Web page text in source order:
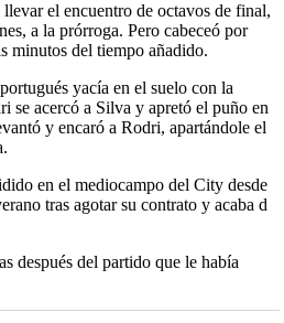
el encuentro de octavos de final,
a la prórroga. Pero cabeceó por
minutos del tiempo añadido.
yacía en el suelo con la
se acercó a Silva y apretó el puño en
y encaró a Rodri, apartándole el
en el mediocampo del City desde
tras agotar su contrato y acaba d
después del partido que le había